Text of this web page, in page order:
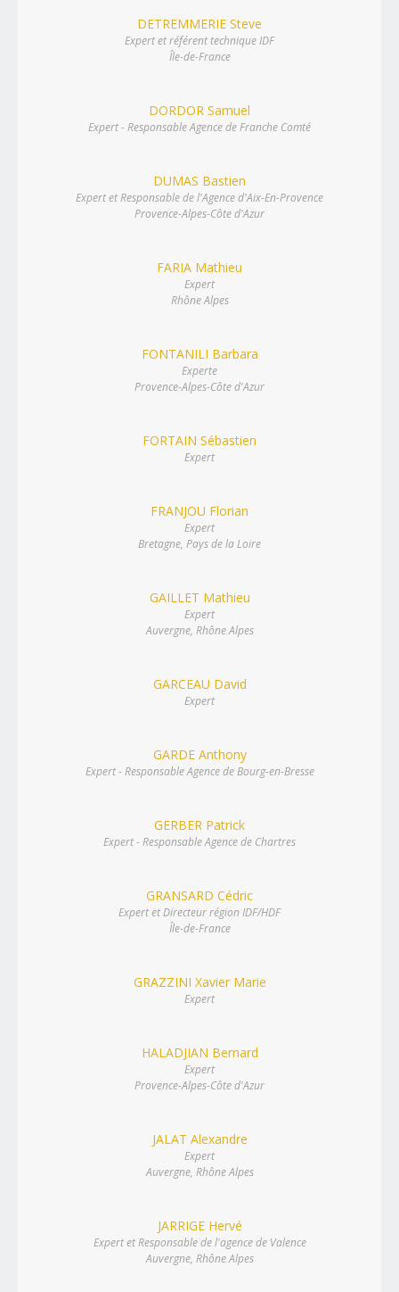
DETREMMERIE Steve
Expert et référent technique IDF
Île-de-France
DORDOR Samuel
Expert - Responsable Agence de Franche Comté
DUMAS Bastien
Expert et Responsable de l'Agence d'Aix-En-Provence
Provence-Alpes-Côte d'Azur
FARIA Mathieu
Expert
Rhône Alpes
FONTANILI Barbara
Experte
Provence-Alpes-Côte d'Azur
FORTAIN Sébastien
Expert
FRANJOU Florian
Expert
Bretagne, Pays de la Loire
GAILLET Mathieu
Expert
Auvergne, Rhône Alpes
GARCEAU David
Expert
GARDE Anthony
Expert - Responsable Agence de Bourg-en-Bresse
GERBER Patrick
Expert - Responsable Agence de Chartres
GRANSARD Cédric
Expert et Directeur région IDF/HDF
Île-de-France
GRAZZINI Xavier Marie
Expert
HALADJIAN Bernard
Expert
Provence-Alpes-Côte d'Azur
JALAT Alexandre
Expert
Auvergne, Rhône Alpes
JARRIGE Hervé
Expert et Responsable de l'agence de Valence
Auvergne, Rhône Alpes